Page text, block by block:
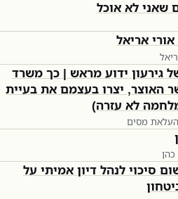
שאני לא אוכל
אריאל
גירעון ידוע מראש | כך משרד
האוצר, יצרו בעצמם את בעיית
העלאת מסים
סיכוי לנהל דיון אמיתי על